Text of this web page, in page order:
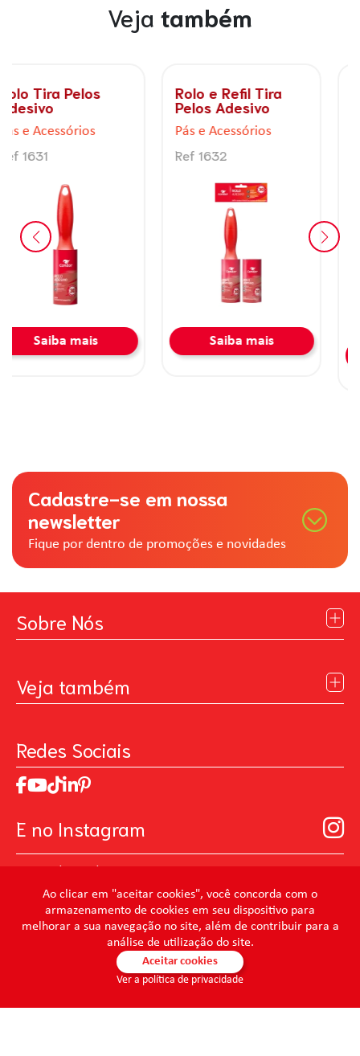
Ao clicar em "aceitar cookies", você concorda com o
armazenamento de cookies em seu dispositivo para
melhorar a sua navegação no site, além de contribuir para a
análise de utilização do site.
Aceitar cookies
Ver a política de privacidade
Veja também
Rolo e Refil Tira
Pelos Adesivo
Pás e Acessórios
Ref 1632
Saiba mais
Prendedor de
roupas decorado
Love Sensações
Saiba mais
Cadastre-se em nossa
newsletter
Fique por dentro de promoções e novidades
Sobre Nós
Contato
Trabalhe Conosco
Relatório de Sustentabilidade 2025
Código de ética
Acionistas
Prevenir Não Dói
Veja também
MasterChef
Art Of Love
Seja um distribuidor de Limpeza Profissional
Redes Sociais
E no Instagram
@mundocondor
@condorbeleza
@condorlimpeza
@condorhigienebucal
@condorpinturaimobiliaria
@condorpinturaartistica
@condorlimpezaprofissional